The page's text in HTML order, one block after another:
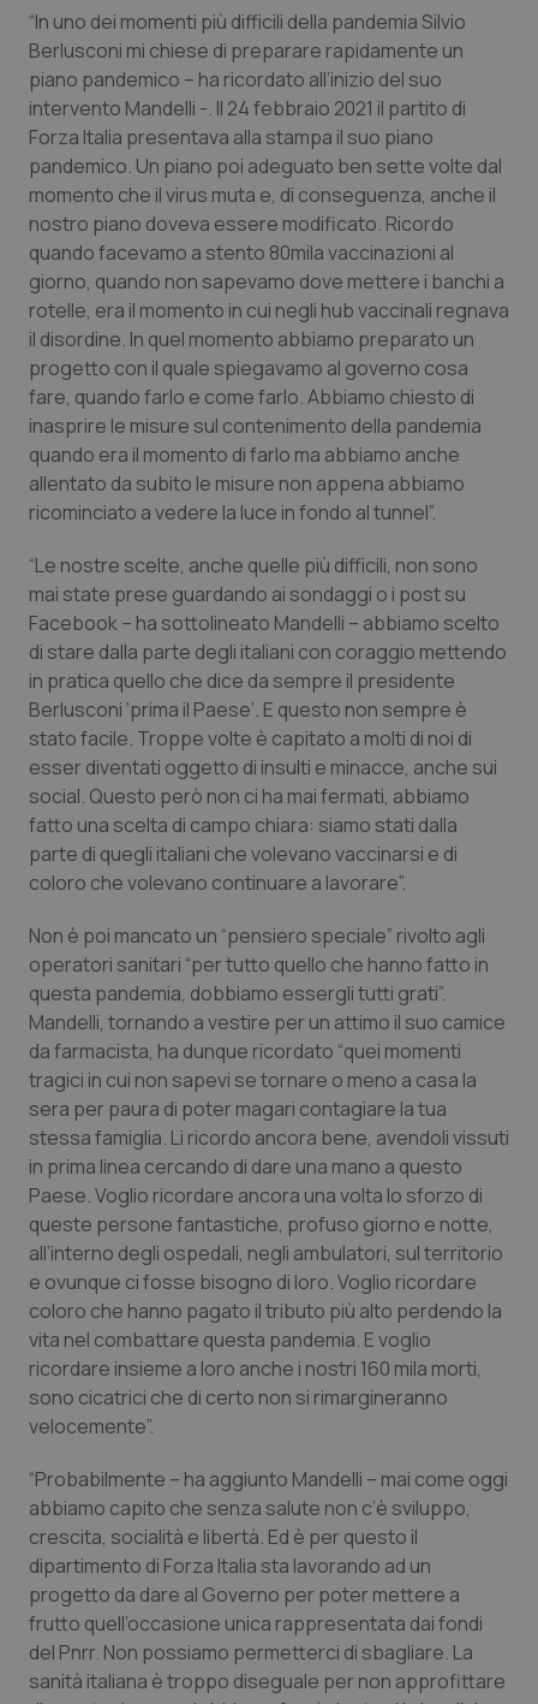
Umbria
Valle D’Aosta
Veneto
Oftalmologia
Oncodermatologia
Oncoematologia
Oncologia & Nutrizione
Psoriasi & pelle
Quotidiano Cardiologia
Quotidiano Chirurgia
Quotidiano Oncologia
Quotidiano Pediatria
Rene & patologie urogenitali
Salute orale & impianti
Sangue & coagulazione
Tiroide
Tumore al seno
Tumori del Polmone & Testa Collo
Tumori gastrointestinali
Ulcera & Reflusso
Vaccini
“In uno dei momenti più difficili della pandemia Silvio
Berlusconi mi chiese di preparare rapidamente un
piano pandemico – ha ricordato all’inizio del suo
intervento Mandelli -. Il 24 febbraio 2021 il partito di
Forza Italia presentava alla stampa il suo piano
pandemico. Un piano poi adeguato ben sette volte dal
momento che il virus muta e, di conseguenza, anche il
nostro piano doveva essere modificato. Ricordo
quando facevamo a stento 80mila vaccinazioni al
giorno, quando non sapevamo dove mettere i banchi a
rotelle, era il momento in cui negli hub vaccinali regnava
il disordine. In quel momento abbiamo preparato un
progetto con il quale spiegavamo al governo cosa
fare, quando farlo e come farlo. Abbiamo chiesto di
inasprire le misure sul contenimento della pandemia
quando era il momento di farlo ma abbiamo anche
allentato da subito le misure non appena abbiamo
ricominciato a vedere la luce in fondo al tunnel”.
“Le nostre scelte, anche quelle più difficili, non sono
mai state prese guardando ai sondaggi o i post su
Facebook – ha sottolineato Mandelli – abbiamo scelto
di stare dalla parte degli italiani con coraggio mettendo
in pratica quello che dice da sempre il presidente
Berlusconi ‘prima il Paese’. E questo non sempre è
stato facile. Troppe volte è capitato a molti di noi di
esser diventati oggetto di insulti e minacce, anche sui
social. Questo però non ci ha mai fermati, abbiamo
fatto una scelta di campo chiara: siamo stati dalla
parte di quegli italiani che volevano vaccinarsi e di
coloro che volevano continuare a lavorare”.
Non è poi mancato un “pensiero speciale” rivolto agli
operatori sanitari “per tutto quello che hanno fatto in
questa pandemia, dobbiamo essergli tutti grati”.
Mandelli, tornando a vestire per un attimo il suo camice
da farmacista, ha dunque ricordato “quei momenti
tragici in cui non sapevi se tornare o meno a casa la
sera per paura di poter magari contagiare la tua
stessa famiglia. Li ricordo ancora bene, avendoli vissuti
in prima linea cercando di dare una mano a questo
Paese. Voglio ricordare ancora una volta lo sforzo di
queste persone fantastiche, profuso giorno e notte,
all’interno degli ospedali, negli ambulatori, sul territorio
e ovunque ci fosse bisogno di loro. Voglio ricordare
coloro che hanno pagato il tributo più alto perdendo la
vita nel combattare questa pandemia. E voglio
ricordare insieme a loro anche i nostri 160 mila morti,
sono cicatrici che di certo non si rimargineranno
velocemente”.
“Probabilmente – ha aggiunto Mandelli – mai come oggi
abbiamo capito che senza salute non c’è sviluppo,
crescita, socialità e libertà. Ed è per questo il
dipartimento di Forza Italia sta lavorando ad un
progetto da dare al Governo per poter mettere a
frutto quell’occasione unica rappresentata dai fondi
del Pnrr. Non possiamo permetterci di sbagliare. La
sanità italiana è troppo diseguale per non approfittare